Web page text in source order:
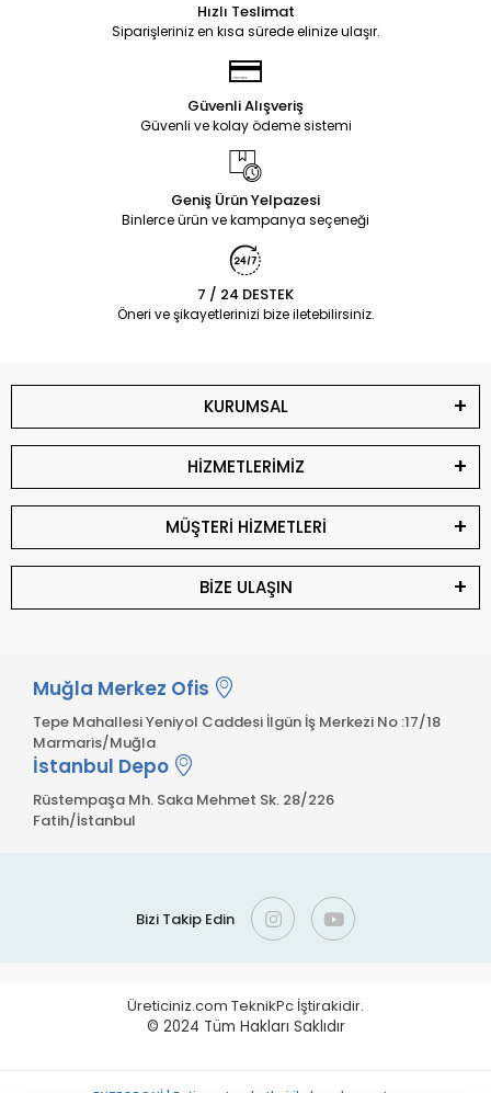
Hızlı Teslimat
Siparişleriniz en kısa sürede elinize ulaşır.
Güvenli Alışveriş
Güvenli ve kolay ödeme sistemi
Geniş Ürün Yelpazesi
Binlerce ürün ve kampanya seçeneği
7 / 24 DESTEK
Öneri ve şikayetlerinizi bize iletebilirsiniz.
KURUMSAL
HİZMETLERİMİZ
MÜŞTERİ HİZMETLERİ
BİZE ULAŞIN
Muğla Merkez Ofis
Tepe Mahallesi Yeniyol Caddesi İlgün İş Merkezi No :17/18
Marmaris/Muğla
İstanbul Depo
Rüstempaşa Mh. Saka Mehmet Sk. 28/226
Fatih/İstanbul
Bizi Takip Edin
Üreticiniz.com TeknikPc İştirakidir.
© 2024 Tüm Hakları Saklıdır